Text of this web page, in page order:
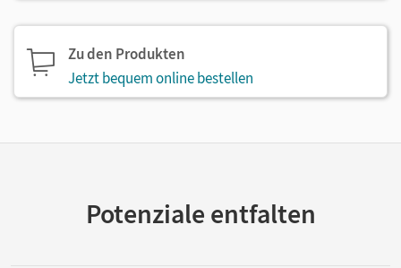
Zu den Produkten
Jetzt bequem online bestellen
Potenziale entfalten